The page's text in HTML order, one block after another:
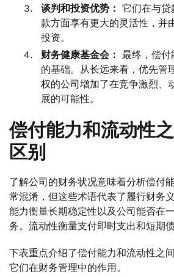
谈判和投资优势： 它们在与贷
款方面享有更大的灵活性，并
投资。
财务健康基金会： 最终，偿付
的基础。从长远来看，优先管
权的公司增加了在竞争激烈、
展的可能性。
偿付能力和流动性
区别
了解公司的财务状况意味着分析偿付
常混淆，但这些术语代表了履行财务
能力衡量长期稳定性以及公司能否在
务。流动性衡量支付即时支出和短期债
下表重点介绍了偿付能力和流动性之
它们在财务管理中的作用。